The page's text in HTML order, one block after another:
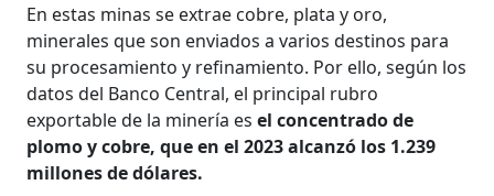
En estas minas se extrae cobre, plata y oro,
minerales que son enviados a varios destinos para
su procesamiento y refinamiento. Por ello, según los
datos del Banco Central, el principal rubro
exportable de la minería esel concentrado de
plomo y cobre, que en el 2023 alcanzó los 1.239
millones de dólares.